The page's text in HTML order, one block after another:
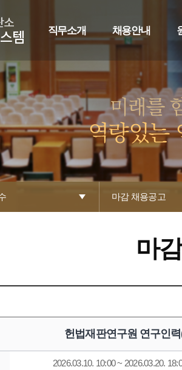
직무소개 채용안내
마감 채용공고
마
헌법재판연구원 연구인
2026.03.10. 10:00 ~ 2026.03.20.